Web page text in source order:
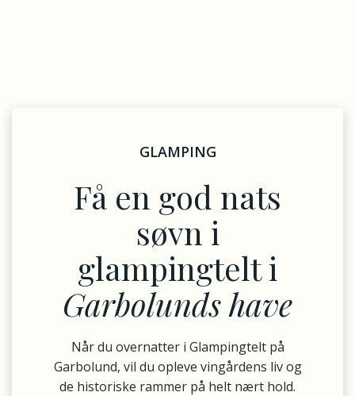
GLAMPING
Få en god nats
søvn i
glampingtelt i
Garbolunds have
Når du overnatter i Glampingtelt på
Garbolund, vil du opleve vingårdens liv og
de historiske rammer på helt nært hold.